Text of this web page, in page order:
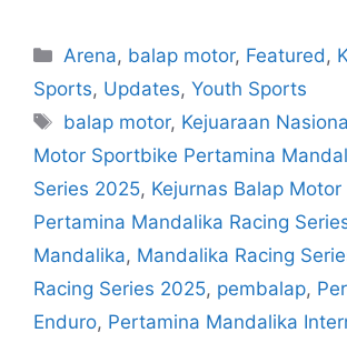
Arena, balap motor, Featured,
Sports, Updates, Youth Sports
balap motor, Kejuaraan
Motor Sportbike Pertamina
Series 2025, Kejurnas Balap
Pertamina Mandalika Racing
Mandalika, Mandalika Racing
Racing Series 2025, pembalap,
Enduro, Pertamina Mandalika